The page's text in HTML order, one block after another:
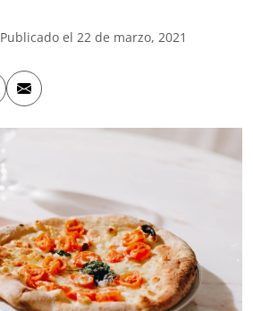
Publicado el 22 de marzo, 2021